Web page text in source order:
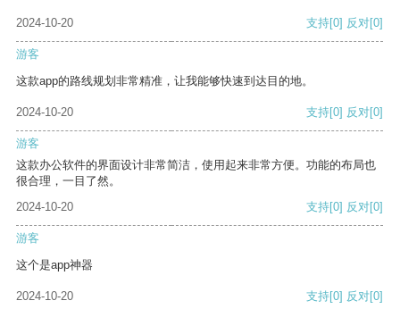
2024-10-20 支持[0] 反对[0]
游客
这款app的路线规划非常精准，让我能够快速到达目的地。
2024-10-20 支持[0] 反对[0]
游客
这款办公软件的界面设计非常简洁，使用起来非常方便。功能的布局也
很合理，一目了然。
2024-10-20
支持[0] 反对[0]
游客
这个是app神器
2024-10-20 支持[0] 反对[0]